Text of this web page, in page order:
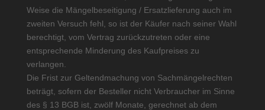
Weise die Mängelbeseitigung / Ersatzlieferung auch im
zweiten Versuch fehl, so ist der Käufer nach seiner Wahl
berechtigt, vom Vertrag zurückzutreten oder eine
entsprechende Minderung des Kaufpreises zu
verlangen.
Die Frist zur Geltendmachung von Sachmängelrechten
beträgt, sofern der Besteller nicht Verbraucher im Sinne
des § 13 BGB ist, zwölf Monate, gerechnet ab dem